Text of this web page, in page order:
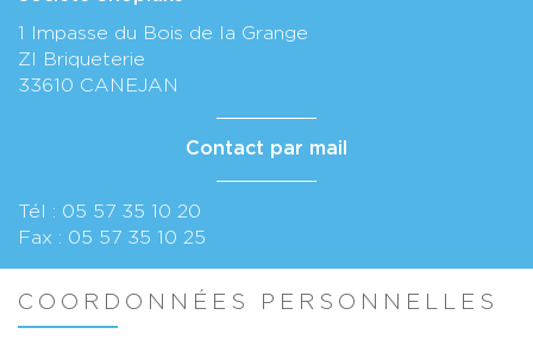
1 Impasse du Bois de la Grange
ZI Briqueterie
33610 CANEJAN
Contact par mail
Tél : 05 57 35 10 20
Fax : 05 57 35 10 25
COORDONNÉES PERSONNELLES